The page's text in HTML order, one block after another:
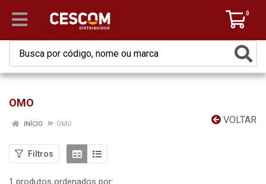
0
OMO
VOLTAR
INÍCIO OMO
Filtros
1 produtos ordenados por: